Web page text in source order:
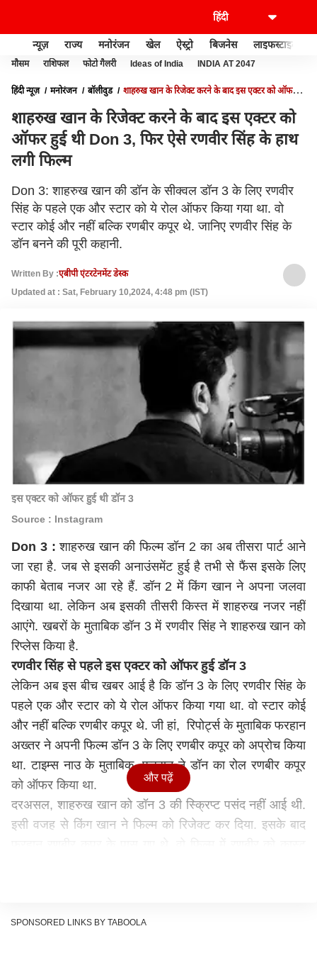
न्यूज़ राज्य मनोरंजन खेल ऐस्ट्रो बिजनेस लाइफस्टाइल
मौसम राशिफल फोटो गैलरी Ideas of India INDIA AT 2047
हिंदी न्यूज़ मनोरंजन बॉलीवुड
शाहरुख खान के रिजेक्ट करने के बाद इस एक्टर को ऑफर
शाहरुख खान के रिजेक्ट करने के बाद इस एक्टर को
ऑफर हुई थी Don 3, फिर ऐसे रणवीर सिंह के हाथ
लगी फिल्म
Don 3: शाहरुख खान की डॉन के सीक्वल डॉन 3 के लिए रणवीर
सिंह के पहले एक और स्टार को ये रोल ऑफर किया गया था. वो
स्टार कोई और नहीं बल्कि रणबीर कपूर थे. जानिए रणवीर सिंह के
डॉन बनने की पूरी कहानी.
Written By :एबीपी एंटरटेनमेंट डेस्क
Updated at : Sat, February 10,2024, 4:48 pm (IST)
इस एक्टर को ऑफर हुई थी डॉन 3
Source : Instagram
Don 3 : शाहरुख खान की फिल्म डॉन 2 का अब तीसरा पार्ट आने
जा रहा है. जब से इसकी अनाउंसमेंट हुई है तभी से फैंस इसके लिए
काफी बेताब नजर आ रहे हैं. डॉन 2 में किंग खान ने अपना जलवा
दिखाया था. लेकिन अब इसकी तीसरी किस्त में शाहरुख नजर नहीं
आएंगे. खबरों के मुताबिक डॉन 3 में रणवीर सिंह ने शाहरुख खान को
रिप्लेस किया है.
रणवीर सिंह से पहले इस एक्टर को ऑफर हुई डॉन 3
लेकिन अब इस बीच खबर आई है कि डॉन 3 के लिए रणवीर सिंह के
पहले एक और स्टार को ये रोल ऑफर किया गया था. वो स्टार कोई
और नहीं बल्कि रणबीर कपूर थे. जी हां, रिपोर्ट्स के मुताबिक फरहान
अख्तर ने अपनी फिल्म डॉन 3 के लिए रणबीर कपूर को अप्रोच किया
था. टाइम्स नाउ के मुताबिक, फरहान ने डॉन का रोल रणबीर कपूर
को ऑफर किया था.
दरअसल, शाहरुख खान को डॉन 3 की स्क्रिप्ट पसंद नहीं आई थी.
इसी वजह से किंग खान ने फिल्म को रिजेक्ट कर दिया. इसके बाद
डॉन के किरादर में नजर आने वाले हैं. रणवीर सिंह इस फिल्म के लिए
और पढ़ें
SPONSORED LINKS BY TABOOLA